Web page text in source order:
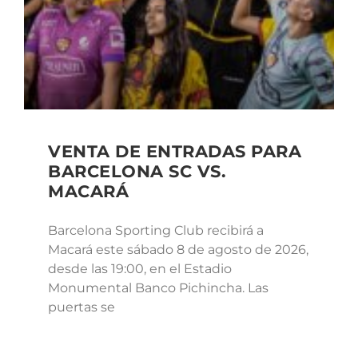
VENTA DE ENTRADAS PARA
BARCELONA SC VS.
MACARÁ
Barcelona Sporting Club recibirá a
Macará este sábado 8 de agosto de 2026,
desde las 19:00, en el Estadio
Monumental Banco Pichincha. Las
puertas se